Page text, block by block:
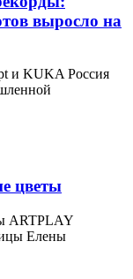
выросло на
и KUKA Россия
цветы
ARTPLAY
Елены